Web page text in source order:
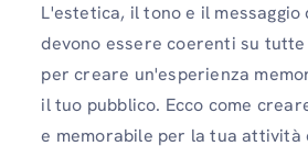
L'estetica, il tono e il
devono essere coerenti su
per creare un'esperienza
il tuo pubblico. Ecco come
e memorabile per la tua attività